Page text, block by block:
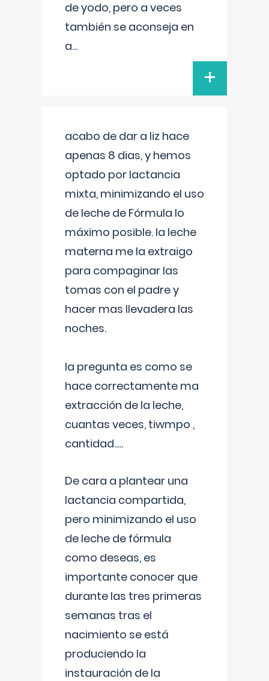
de yodo, pero a veces
también se aconseja en
a...
+
acabo de dar a liz hace
apenas 8 dias, y hemos
optado por lactancia
mixta, minimizando el uso
de leche de Fórmula lo
máximo posible. la leche
materna me la extraigo
para compaginar las
tomas con el padre y
hacer mas llevadera las
noches.
la pregunta es como se
hace correctamente ma
extracción de la leche,
cuantas veces, tiwmpo ,
cantidad.....
De cara a plantear una
lactancia compartida,
pero minimizando el uso
de leche de fórmula
como deseas, es
importante conocer que
durante las tres primeras
semanas tras el
nacimiento se está
produciendo la
instauración de la